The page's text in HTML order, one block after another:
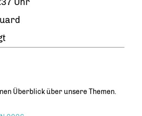
Überblick über unsere Themen.